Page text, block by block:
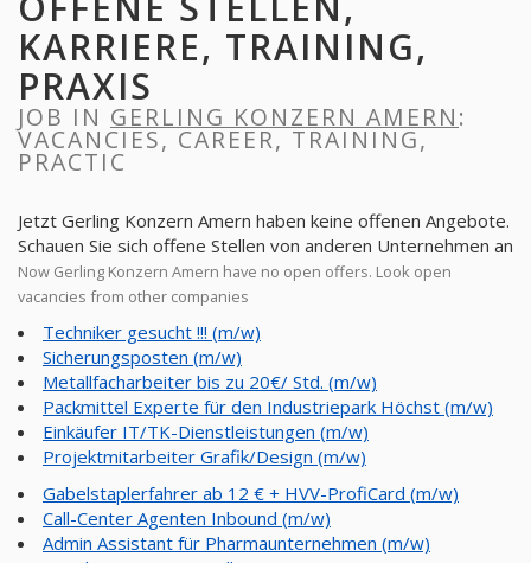
KARRIERE, TRAINING,
PRAXIS
JOB IN GERLING KONZERN AMERN:
VACANCIES, CAREER, TRAINING,
PRACTIC
Jetzt Gerling Konzern Amern haben keine offenen Angebote.
Schauen Sie sich offene Stellen von anderen Unternehmen an
Now Gerling Konzern Amern have no open offers. Look open
vacancies from other companies
Techniker gesucht !!! (m/w)
Sicherungsposten (m/w)
Metallfacharbeiter bis zu 20€/ Std. (m/w)
Packmittel Experte für den Industriepark Höchst (m/w)
Einkäufer IT/TK-Dienstleistungen (m/w)
Projektmitarbeiter Grafik/Design (m/w)
Gabelstaplerfahrer ab 12 € + HVV-ProfiCard (m/w)
Call-Center Agenten Inbound (m/w)
Admin Assistant für Pharmaunternehmen (m/w)